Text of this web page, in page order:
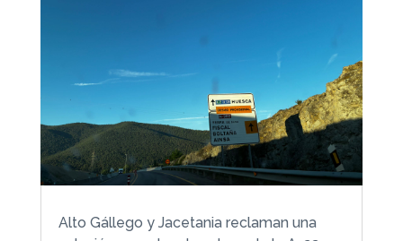
Alto Gállego y Jacetania reclaman una